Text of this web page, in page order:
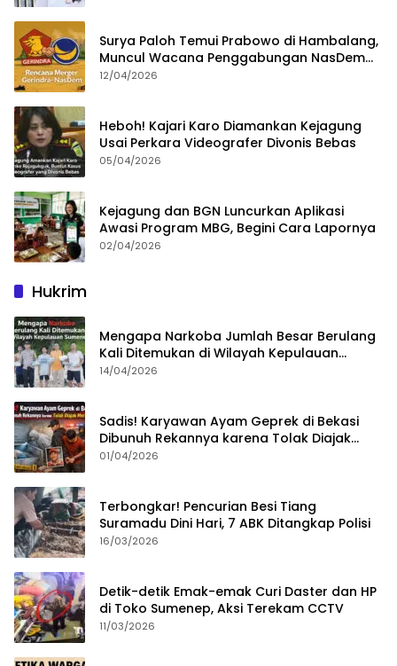
Surya Paloh Temui Prabowo di Hambalang,
Muncul Wacana Penggabungan NasDem
dan Gerindra
12/04/2026
Heboh! Kajari Karo Diamankan Kejagung
Usai Perkara Videografer Divonis Bebas
05/04/2026
Kejagung dan BGN Luncurkan Aplikasi
Awasi Program MBG, Begini Cara Lapornya
02/04/2026
Hukrim
Mengapa Narkoba Jumlah Besar Berulang
Kali Ditemukan di Wilayah Kepulauan
Sumenep?
14/04/2026
Sadis! Karyawan Ayam Geprek di Bekasi
Dibunuh Rekannya karena Tolak Diajak
Merampok Majikan
01/04/2026
Terbongkar! Pencurian Besi Tiang
Suramadu Dini Hari, 7 ABK Ditangkap Polisi
16/03/2026
Detik-detik Emak-emak Curi Daster dan HP
di Toko Sumenep, Aksi Terekam CCTV
11/03/2026